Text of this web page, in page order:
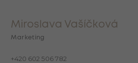
Miroslava Vašíčková
Marketing
+420 602 506 782